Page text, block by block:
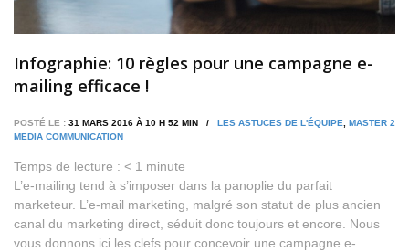
Infographie: 10 règles pour une campagne e-
mailing efficace !
POSTÉ LE : 31 MARS 2016 À 10 H 52 MIN / LES ASTUCES DE L'ÉQUIPE, MASTER 2
MEDIA COMMUNICATION
Temps de lecture : < 1 minute
L’e-mailing tend à s’imposer dans la panoplie du parfait
marketeur. L’e-mail marketing, malgré son statut de plus ancien
canal du marketing direct, séduit donc toujours et encore. Nous
vous donnons ici les clefs pour concevoir une campagne e-